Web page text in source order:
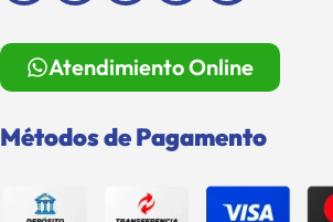
Atendimiento Online
Métodos de Pagamento